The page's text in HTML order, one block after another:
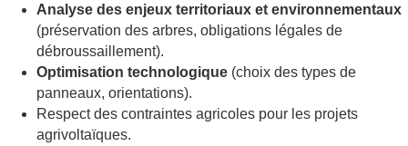
Analyse des enjeux territoriaux et environnementaux
(préservation des arbres, obligations légales de
débroussaillement).
Optimisation technologique (choix des types de
panneaux, orientations).
Respect des contraintes agricoles pour les projets
agrivoltaïques.